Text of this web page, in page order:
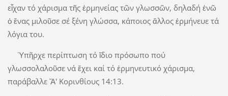
εἶχαν τό χάρισμα τῆς ἑρμηνείας τῶν γλωσσῶν, δηλαδή ἐνῶ
ὁ ἕνας μιλοῦσε σέ ξένη γλώσσα, κάποιος ἄλλος ἑρμήνευε τά
λόγια του.
Ὑπῆρχε περίπτωση τό ἴδιο πρόσωπο πού
γλωσσολαλοῦσε νά ἔχει καί τό ἑρμηνευτικό χάρισμα,
παράβαλλε Ἅ' Κορινθίους 14:13.